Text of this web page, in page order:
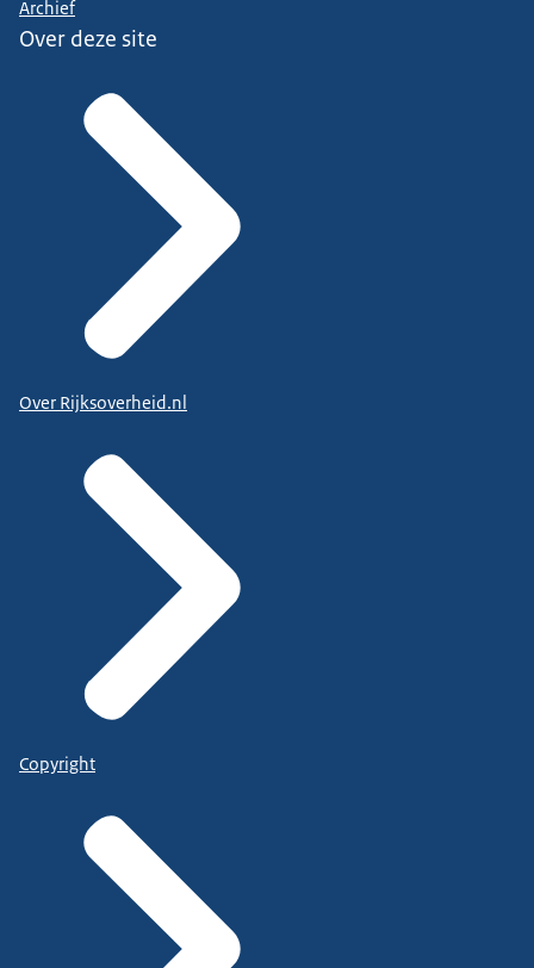
Archief
Over deze site
Over Rijksoverheid.nl
Copyright